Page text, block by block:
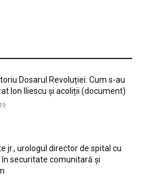
Dosarul Revoluției: Cum s-au
Ion Iliescu și acoliții (document)
jr., urologul director de spital cu
securitate comunitară și